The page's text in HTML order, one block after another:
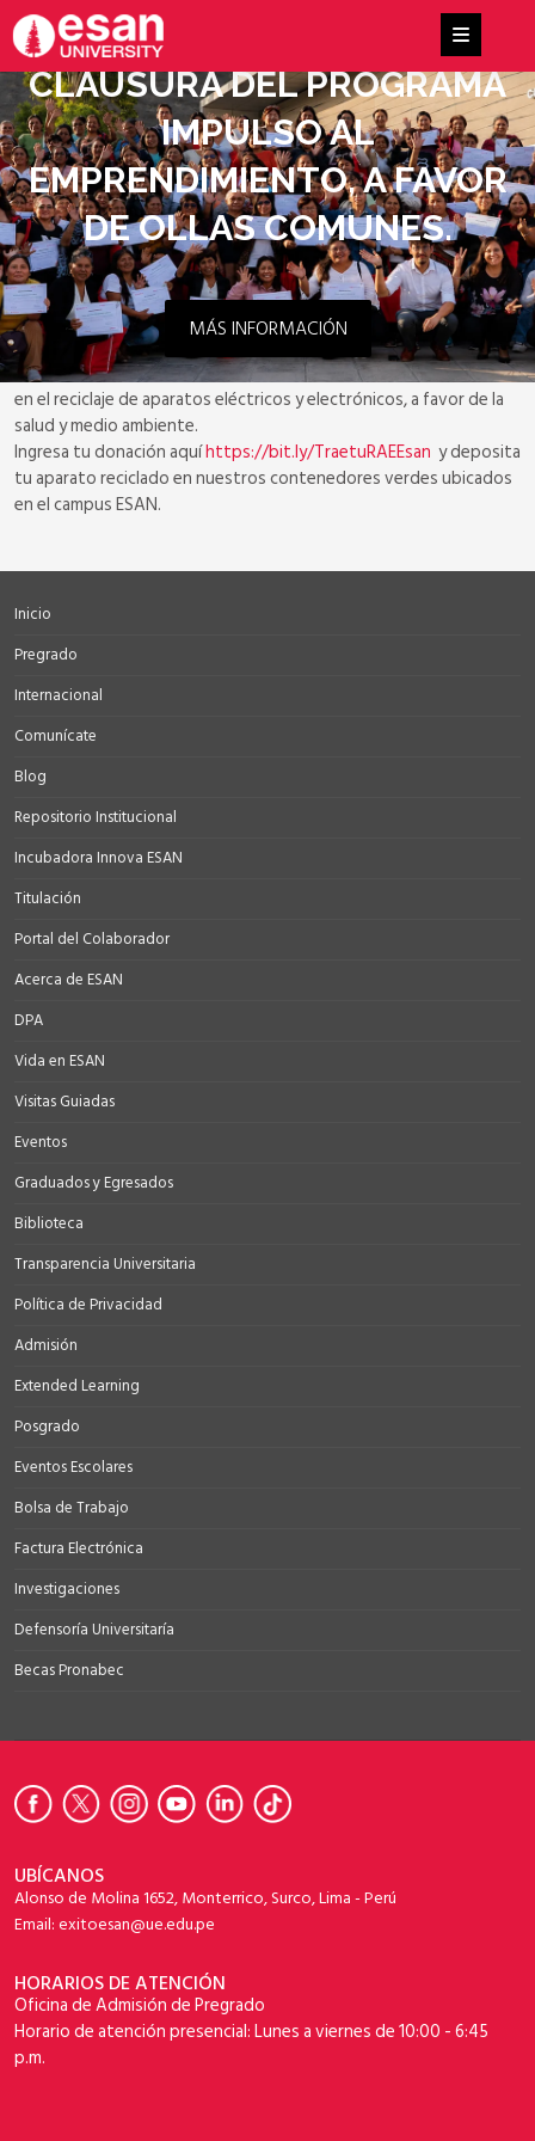
CLAUSURA DEL PROGRAMA
IMPULSO AL
EMPRENDIMIENTO, A FAVOR
DE OLLAS COMUNES.
MÁS INFORMACIÓN
Premiación concurso "TRAE TU RAEE" - Abril 2025
Sorteo dirigido a la comunidad ESAN, que participa activamente
en el reciclaje de aparatos eléctricos y electrónicos, a favor de la
salud y medio ambiente.
Ingresa tu donación aquíhttps://bit.ly/TraetuRAEEsan y deposita
tu aparato reciclado en nuestros contenedores verdes ubicados
en el campus ESAN.
Inicio
Pregrado
Internacional
Comunícate
Blog
Repositorio Institucional
Incubadora Innova ESAN
Titulación
Portal del Colaborador
Acerca de ESAN
DPA
Vida en ESAN
Visitas Guiadas
Eventos
Graduados y Egresados
Biblioteca
Transparencia Universitaria
Política de Privacidad
Admisión
Extended Learning
Posgrado
Eventos Escolares
Bolsa de Trabajo
Factura Electrónica
Investigaciones
Defensoría Universitaría
Becas Pronabec
UBÍCANOS
Alonso de Molina 1652, Monterrico, Surco, Lima - Perú
Email: exitoesan@ue.edu.pe
HORARIOS DE ATENCIÓN
Oficina de Admisión de Pregrado
Horario de atención presencial: Lunes a viernes de 10:00 - 6:45
p.m.